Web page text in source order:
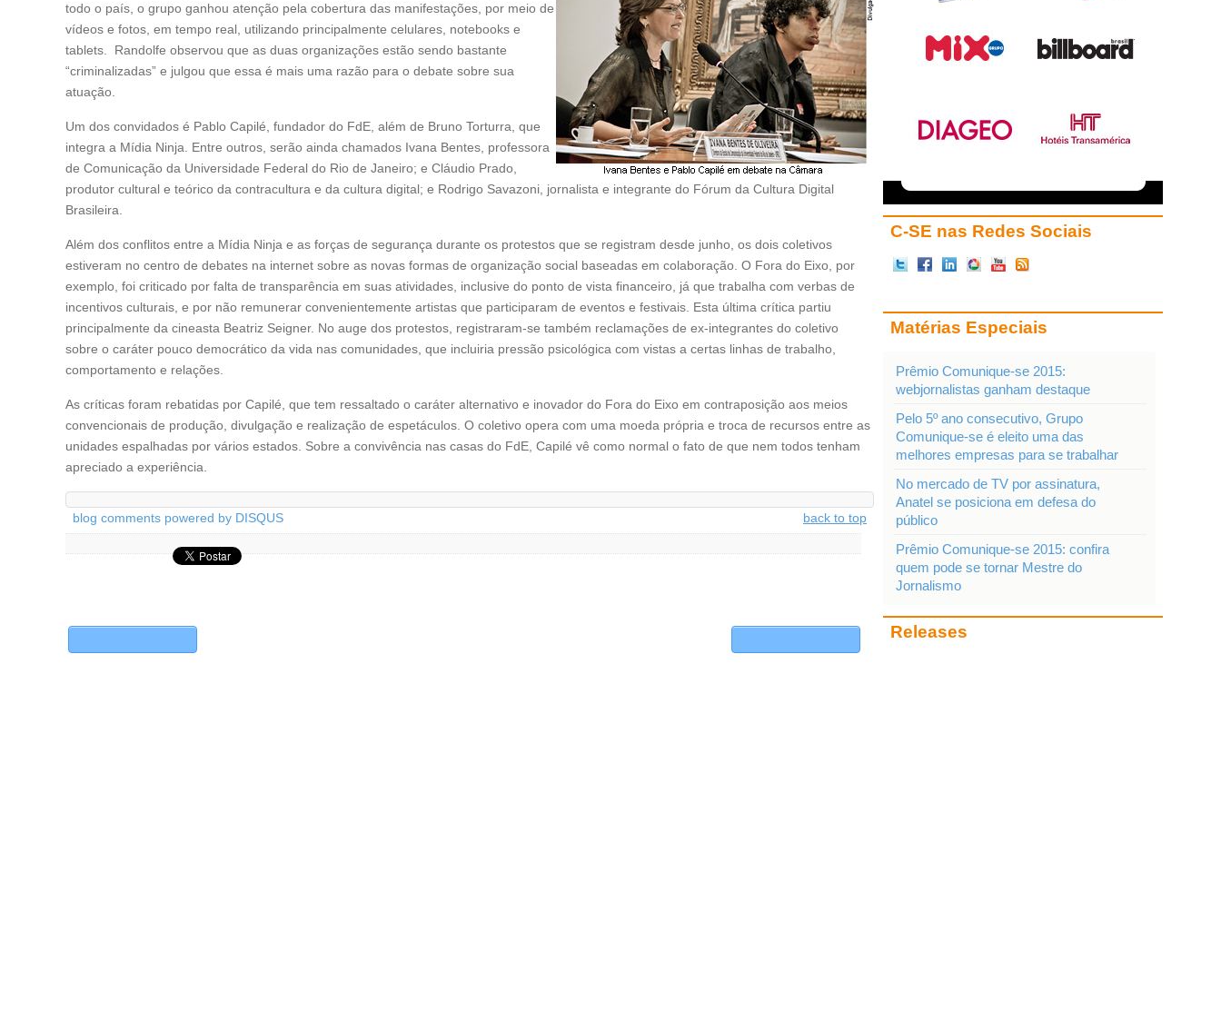
todo o país, o grupo ganhou atenção pela cobertura das manifestações, por meio de
vídeos e fotos, em tempo real, utilizando principalmente celulares, notebooks e
tablets. Randolfe observou que as duas organizações estão sendo bastante
“criminalizadas” e julgou que essa é mais uma razão para o debate sobre sua
atuação.
Um dos convidados é Pablo Capilé, fundador do FdE, além de Bruno Torturra, que
integra a Mídia Ninja. Entre outros, serão ainda chamados Ivana Bentes, professora
de Comunicação da Universidade Federal do Rio de Janeiro; e Cláudio Prado,
produtor cultural e teórico da contracultura e da cultura digital; e Rodrigo Savazoni, jornalista e integrante do Fórum da Cultura Digital
Brasileira.
Além dos conflitos entre a Mídia Ninja e as forças de segurança durante os protestos que se registram desde junho, os dois coletivos
estiveram no centro de debates na internet sobre as novas formas de organização social baseadas em colaboração. O Fora do Eixo, por
exemplo, foi criticado por falta de transparência em suas atividades, inclusive do ponto de vista financeiro, já que trabalha com verbas de
incentivos culturais, e por não remunerar convenientemente artistas que participaram de eventos e festivais. Esta última crítica partiu
principalmente da cineasta Beatriz Seigner. No auge dos protestos, registraram-se também reclamações de ex-integrantes do coletivo
sobre o caráter pouco democrático da vida nas comunidades, que incluiria pressão psicológica com vistas a certas linhas de trabalho,
comportamento e relações.
As críticas foram rebatidas por Capilé, que tem ressaltado o caráter alternativo e inovador do Fora do Eixo em contraposição aos meios
convencionais de produção, divulgação e realização de espetáculos. O coletivo opera com uma moeda própria e troca de recursos entre as
unidades espalhadas por vários estados. Sobre a convivência nas casas do FdE, Capilé vê como normal o fato de que nem todos tenham
apreciado a experiência.
blog comments powered by DISQUS back to top
C-SE nas Redes Sociais
Matérias Especiais
Prêmio Comunique-se 2015:
webjornalistas ganham destaque
Pelo 5º ano consecutivo, Grupo
Comunique-se é eleito uma das
melhores empresas para se trabalhar
No mercado de TV por assinatura,
Anatel se posiciona em defesa do
público
Prêmio Comunique-se 2015: confira
quem pode se tornar Mestre do
Jornalismo
Releases